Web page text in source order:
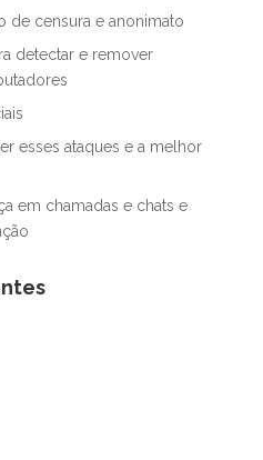
de censura e anonimato
detectar e remover
esses ataques e a melhor
em chamadas e chats e